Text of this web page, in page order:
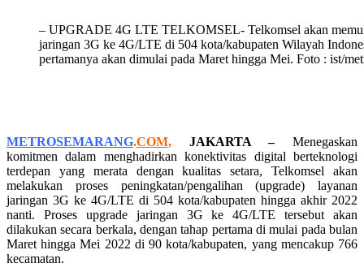
– UPGRADE 4G LTE TELKOMSEL- Telkomsel akan
jaringan 3G ke 4G/LTE di 504 kota/kabupaten Wilayah
pertamanya akan dimulai pada Maret hingga Mei. Foto : ist/
METROSEMARANG.COM, JAKARTA–Menegaskan
komitmen dalam menghadirkan konektivitas digital berteknologi
terdepan yang merata dengan kualitas setara, Telkomsel akan
melakukan proses peningkatan/pengalihan (upgrade) layanan
jaringan 3G ke 4G/LTE di 504 kota/kabupaten hingga akhir 2022
nanti. Proses upgrade jaringan 3G ke 4G/LTE tersebut akan
dilakukan secara berkala, dengan tahap pertama di mulai pada bulan
Maret hingga Mei 2022 di 90 kota/kabupaten, yang mencakup 766
kecamatan.